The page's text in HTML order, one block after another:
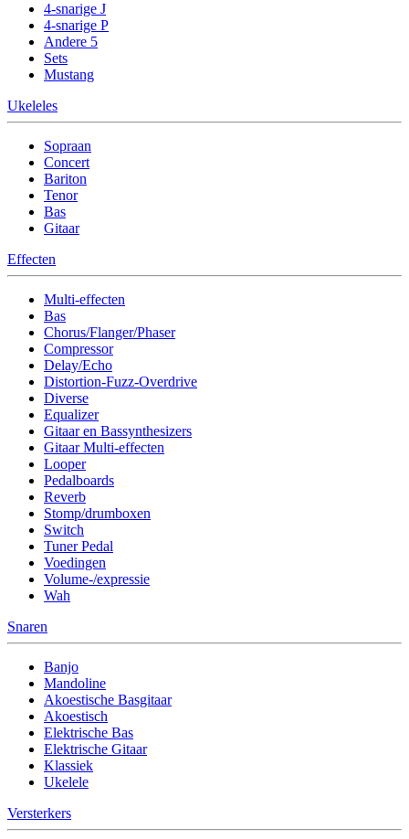
4-snarige J
4-snarige P
Andere 5
Sets
Mustang
Ukeleles
Sopraan
Concert
Bariton
Tenor
Bas
Gitaar
Effecten
Multi-effecten
Bas
Chorus/Flanger/Phaser
Compressor
Delay/Echo
Distortion-Fuzz-Overdrive
Diverse
Equalizer
Gitaar en Bassynthesizers
Gitaar Multi-effecten
Looper
Pedalboards
Reverb
Stomp/drumboxen
Switch
Tuner Pedal
Voedingen
Volume-/expressie
Wah
Snaren
Banjo
Mandoline
Akoestische Basgitaar
Akoestisch
Elektrische Bas
Elektrische Gitaar
Klassiek
Ukelele
Versterkers